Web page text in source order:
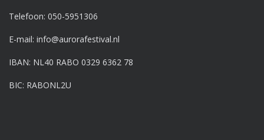
Telefoon:050-5951306
E-mail:info@aurorafestival.nl
IBAN: NL40 RABO 0329 6362 78
BIC: RABONL2U